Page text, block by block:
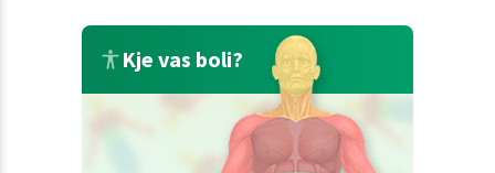
Kje vas boli?